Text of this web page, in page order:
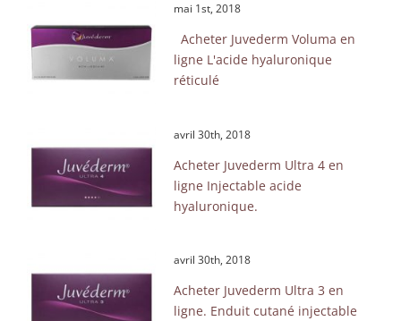
mai 1st, 2018
Acheter Juvederm Voluma en
ligne L'acide hyaluronique
réticulé
avril 30th, 2018
Acheter Juvederm Ultra 4 en
ligne Injectable acide
hyaluronique.
avril 30th, 2018
Acheter Juvederm Ultra 3 en
ligne. Enduit cutané injectable